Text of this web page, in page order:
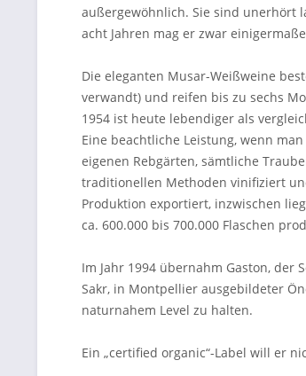
außergewöhnlich. Sie sind unerhört
acht Jahren mag er zwar
Die eleganten Musar-Weißweine
verwandt) und reifen bis zu sechs
1954 ist heute lebendiger als
Eine beachtliche Leistung, wenn
eigenen Rebgärten, sämtliche
traditionellen Methoden vinifiziert
Produktion exportiert, inzwischen
ca. 600.000 bis 700.000 Flaschen
Im Jahr 1994 übernahm Gaston, der
Sakr, in Montpellier ausgebildeter
naturnahem Level zu halten.
Ein „certified organic“-Label will er